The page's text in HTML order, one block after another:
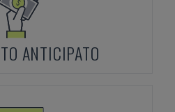
ANTICIPATO